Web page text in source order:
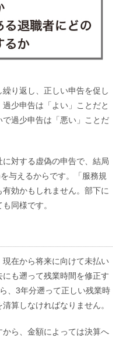
り返し、正しい申告を促し
少申告は「よい」ことだと
過少申告は「悪い」ことだ
対する虚偽の申告で、結局
与えるからです。「服務規
効かもしれません。部下に
同様です。
在から将来に向けて未払い
も遡って残業時間を修正す
、3年分遡って正しい残業時
算しなければなりません。
ら、金額によっては決算へ